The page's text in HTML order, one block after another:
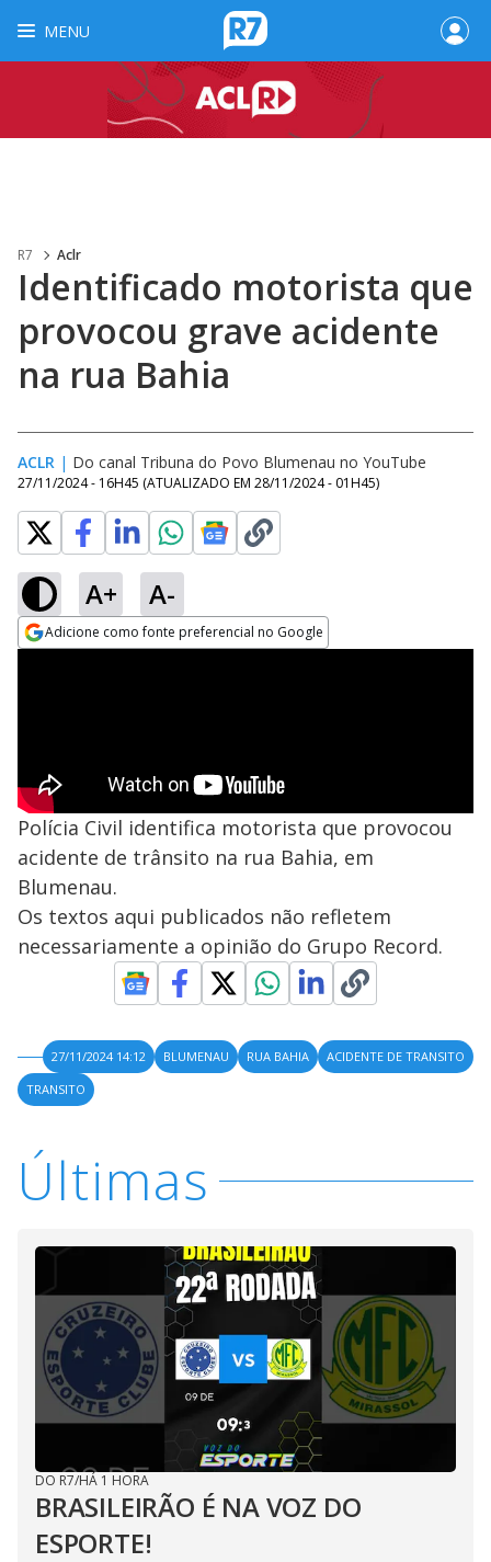
MENU
R7 Aclr
Identificado motorista que
provocou grave acidente
na rua Bahia
ACLR | Do canal Tribuna do Povo Blumenau no YouTube
27/11/2024 - 16H45 (ATUALIZADO EM 28/11/2024 - 01H45)
A+ A-
Adicione como fonte preferencial no Google
Polícia Civil identifica motorista que provocou
acidente de trânsito na rua Bahia, em
Blumenau.
Os textos aqui publicados não refletem
necessariamente a opinião do Grupo Record.
27/11/2024 14:12 BLUMENAU RUA BAHIA
ACIDENTE DE TRANSITO
TRANSITO
Últimas
DO R7/HÁ 1 HORA
BRASILEIRÃO É NA VOZ DO
ESPORTE!